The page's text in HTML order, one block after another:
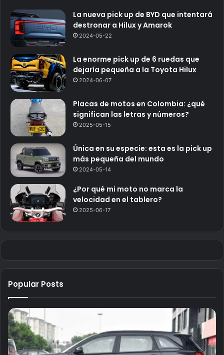
La nueva pick up de BYD que intentará
destronar a Hilux y Amarok
2024-05-22
La enorme pick up de 6 ruedas que
dejaría pequeña a la Toyota Hilux
2024-06-07
Placas de motos en Colombia: ¿qué
significan las letras y números?
2025-05-15
Única en su especie: esta es la pick up
más pequeña del mundo
2024-05-14
¿Por qué mi moto no marca la
velocidad en el tablero?
2025-06-17
Popular Posts